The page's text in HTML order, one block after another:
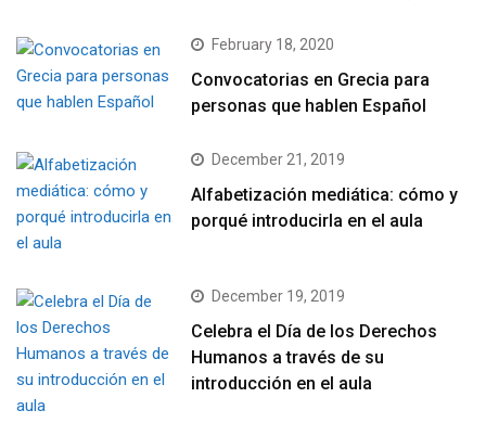
February 18, 2020
Convocatorias en Grecia para
personas que hablen Español
December 21, 2019
Alfabetización mediática: cómo y
porqué introducirla en el aula
December 19, 2019
Celebra el Día de los Derechos
Humanos a través de su
introducción en el aula